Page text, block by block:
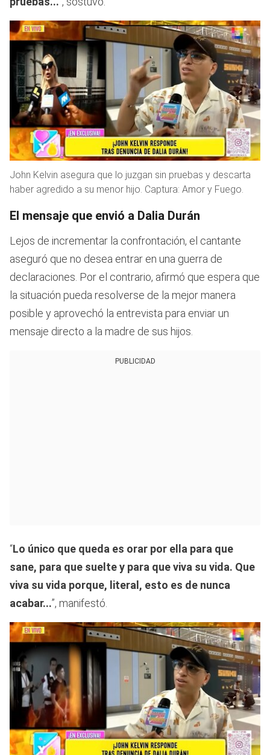
John Kelvin asegura que lo juzgan sin pruebas y descarta
haber agredido a su menor hijo. Captura: Amor y Fuego.
El mensaje que envió a Dalia Durán
Lejos de incrementar la confrontación, el cantante
aseguró que no desea entrar en una guerra de
declaraciones. Por el contrario, afirmó que espera que
la situación pueda resolverse de la mejor manera
posible y aprovechó la entrevista para enviar un
mensaje directo a la madre de sus hijos.
PUBLICIDAD
“Lo único que queda es orar por ella para que
sane, para que suelte y para que viva su vida. Que
viva su vida porque, literal, esto es de nunca
acabar...”, manifestó.